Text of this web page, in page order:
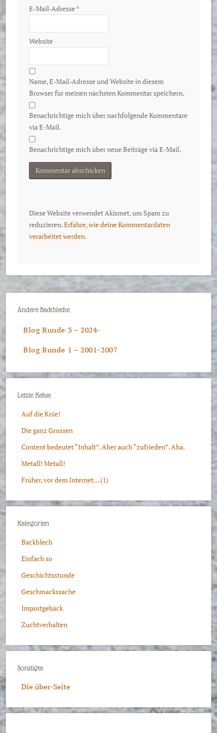
E-Mail-Adresse*
Website
Name, E-Mail-Adresse und Website in diesem
Browser für meinen nächsten Kommentar speichern.
Benachrichtige mich über nachfolgende Kommentare
via E-Mail.
Benachrichtige mich über neue Beiträge via E-Mail.
Diese Website verwendet Akismet, um Spam zu
reduzieren.Erfahre, wie deine Kommentardaten
verarbeitet werden.
Andere Backbleche
Blog Runde 3 – 2024-
Blog Runde 1 – 2001-2007
Letzte Kekse
Auf die Knie!
Die ganz Grossen
Content bedeutet “Inhalt”. Aber auch “zufrieden”. Aha.
Metall! Metall!
Früher, vor dem Internet… (1)
Kategorien
Backblech
Einfach so
Geschichtsstunde
Geschmackssache
Importgebäck
Zuchtverhalten
Sonstiges
Die über-Seite